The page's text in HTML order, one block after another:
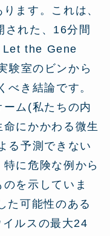
ます。これは、
された、16分間
Let the Gene
室のビンから
べき結論です。
ム(私たちの内
にかかわる微生
る予測できない
に危険な例から
を示していま
た可能性のある
ルスの最大24